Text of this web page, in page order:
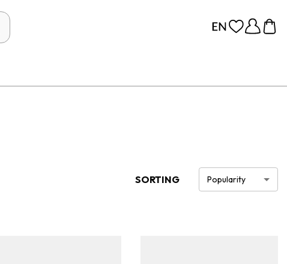
SORTING Popularity